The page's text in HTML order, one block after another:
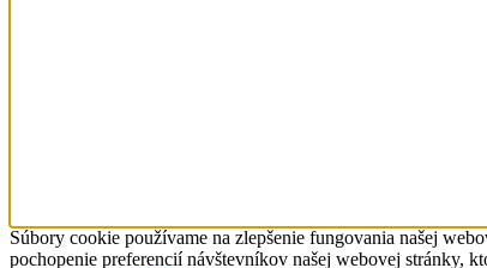
Súbory cookie používame na zlepšenie fungovania našej
pochopenie preferencií návštevníkov našej webovej stránky,